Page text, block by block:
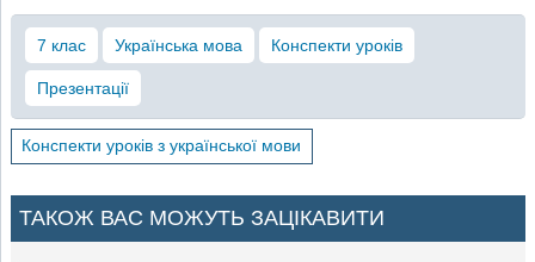
7 клас Українська мова Конспекти уроків
Презентації
Конспекти уроків з української мови
ТАКОЖ ВАС МОЖУТЬ ЗАЦІКАВИТИ